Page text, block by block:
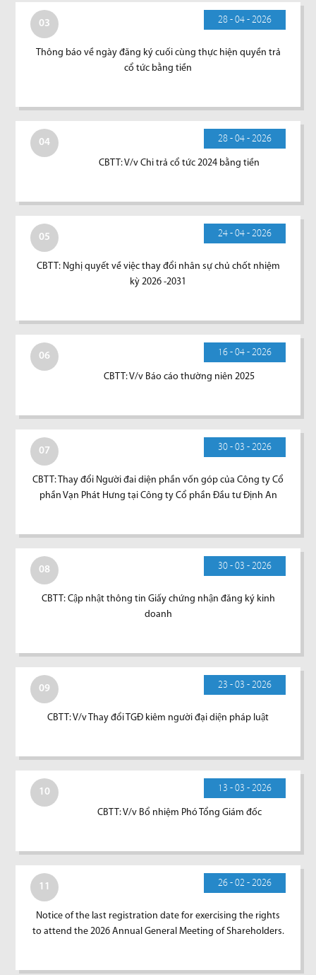
03 28 - 04 - 2026
Thông báo về ngày đăng ký cuối cùng thực hiện quyền trả
cổ tức bằng tiền
04 28 - 04 - 2026
CBTT: V/v Chi trả cổ tức 2024 bằng tiền
05 24 - 04 - 2026
CBTT: Nghị quyết về việc thay đổi nhân sự chủ chốt nhiệm
kỳ 2026 -2031
06 16 - 04 - 2026
CBTT: V/v Báo cáo thường niên 2025
07 30 - 03 - 2026
CBTT: Thay đổi Người đai diện phần vốn góp của Công ty Cổ
phần Vạn Phát Hưng tại Công ty Cổ phần Đầu tư Định An
08 30 - 03 - 2026
CBTT: Cập nhật thông tin Giấy chứng nhận đăng ký kinh
doanh
09 23 - 03 - 2026
CBTT: V/v Thay đổi TGĐ kiêm người đại diện pháp luật
10 13 - 03 - 2026
CBTT: V/v Bổ nhiệm Phó Tổng Giám đốc
11 26 - 02 - 2026
Notice of the last registration date for exercising the rights
to attend the 2026 Annual General Meeting of Shareholders.